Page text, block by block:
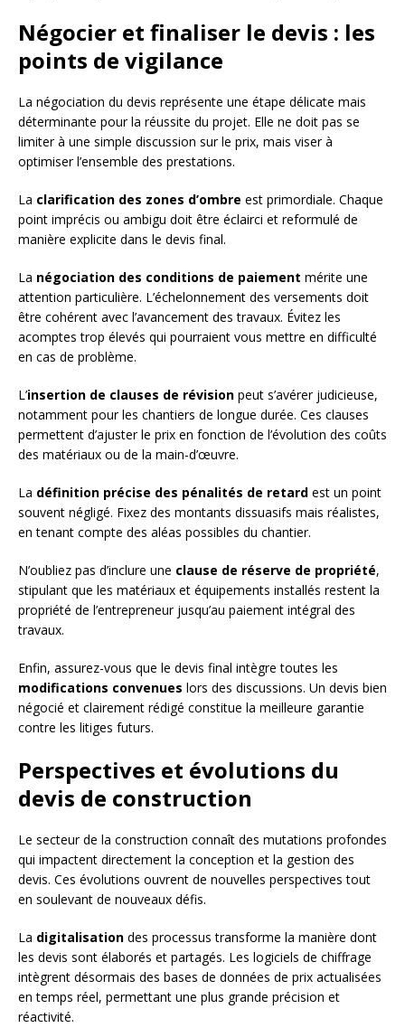
Négocier et finaliser le devis : les
points de vigilance
La négociation du devis représente une étape délicate mais
déterminante pour la réussite du projet. Elle ne doit pas se
limiter à une simple discussion sur le prix, mais viser à
optimiser l’ensemble des prestations.
La clarification des zones d’ombre est primordiale. Chaque
point imprécis ou ambigu doit être éclairci et reformulé de
manière explicite dans le devis final.
La négociation des conditions de paiement mérite une
attention particulière. L’échelonnement des versements doit
être cohérent avec l’avancement des travaux. Évitez les
acomptes trop élevés qui pourraient vous mettre en difficulté
en cas de problème.
L’insertion de clauses de révision peut s’avérer judicieuse,
notamment pour les chantiers de longue durée. Ces clauses
permettent d’ajuster le prix en fonction de l’évolution des coûts
des matériaux ou de la main-d’œuvre.
La définition précise des pénalités de retard est un point
souvent négligé. Fixez des montants dissuasifs mais réalistes,
en tenant compte des aléas possibles du chantier.
N’oubliez pas d’inclure une clause de réserve de propriété,
stipulant que les matériaux et équipements installés restent la
propriété de l’entrepreneur jusqu’au paiement intégral des
travaux.
Enfin, assurez-vous que le devis final intègre toutes les
modifications convenues lors des discussions. Un devis bien
négocié et clairement rédigé constitue la meilleure garantie
contre les litiges futurs.
Perspectives et évolutions du
devis de construction
Le secteur de la construction connaît des mutations profondes
qui impactent directement la conception et la gestion des
devis. Ces évolutions ouvrent de nouvelles perspectives tout
en soulevant de nouveaux défis.
La digitalisation des processus transforme la manière dont
les devis sont élaborés et partagés. Les logiciels de chiffrage
intègrent désormais des bases de données de prix actualisées
en temps réel, permettant une plus grande précision et
réactivité.